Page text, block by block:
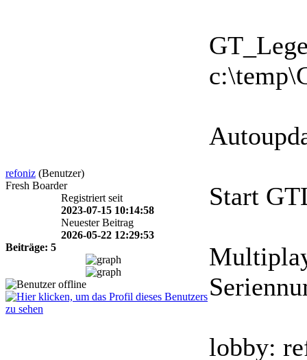
refoniz (Benutzer)
Fresh Boarder
Registriert seit
2023-07-15 10:14:58
Neuester Beitrag
2026-05-22 12:29:53
Beiträge: 5
Start
lobby: